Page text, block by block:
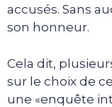
accusés. Sans
son honneur.
Cela dit,
sur le choix de
une «enquête